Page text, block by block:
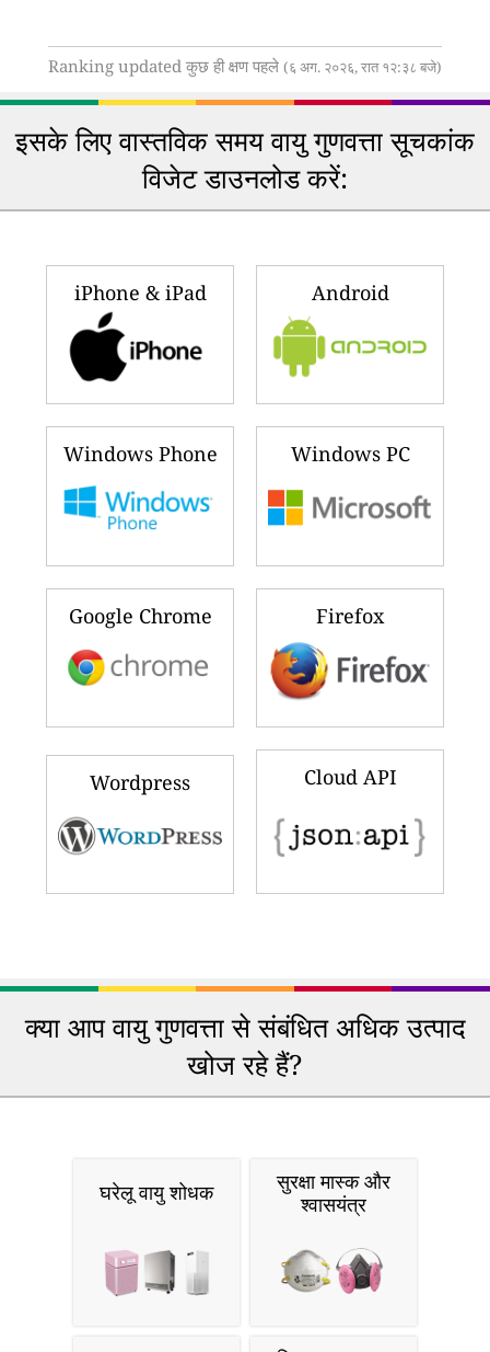
Ranking updated कुछ ही क्षण पहले (६ अग. २०२६, रात १२:३८ बजे)
इसके लिए वास्तविक समय वायु गुणवत्ता सूचकांक
विजेट डाउनलोड करें:
iPhone & iPad Android
Windows Phone Windows PC
Google Chrome Firefox
Wordpress Cloud API
क्या आप वायु गुणवत्ता से संबंधित अधिक उत्पाद
खोज रहे हैं?
घरेलू वायु शोधक
सुरक्षा मास्क और
श्वासयंत्र